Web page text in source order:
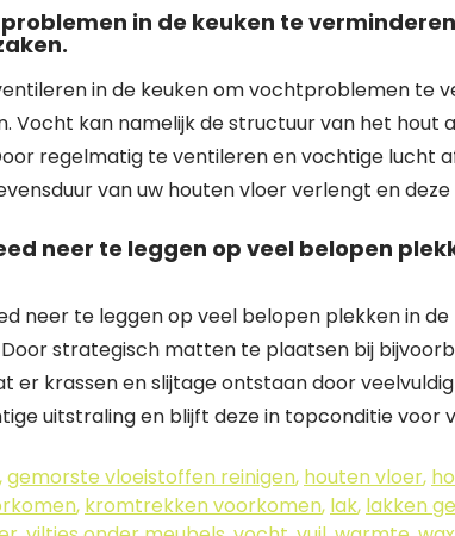
in de keuken te
in de keuken om vochtproblemen te
Vocht kan namelijk de structuur van het hout
regelmatig te ventileren en vochtige lucht
van uw houten vloer verlengt en
neer te leggen op veel belopen
neer te leggen op veel belopen plekken in de
strategisch matten te plaatsen bij
er krassen en slijtage ontstaan door
uitstraling en blijft deze in topconditie voor
,gemorste vloeistoffen reinigen, houten vloer,
, kromtrekken voorkomen, lak, lakken